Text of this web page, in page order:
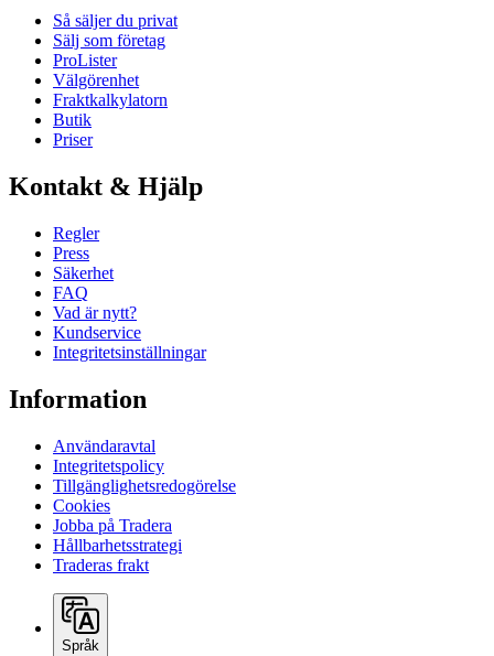
Så säljer du privat
Sälj som företag
ProLister
Välgörenhet
Fraktkalkylatorn
Butik
Priser
Kontakt & Hjälp
Regler
Press
Säkerhet
FAQ
Vad är nytt?
Kundservice
Integritetsinställningar
Information
Användaravtal
Integritetspolicy
Tillgänglighetsredogörelse
Cookies
Jobba på Tradera
Hållbarhetsstrategi
Traderas frakt
Språk